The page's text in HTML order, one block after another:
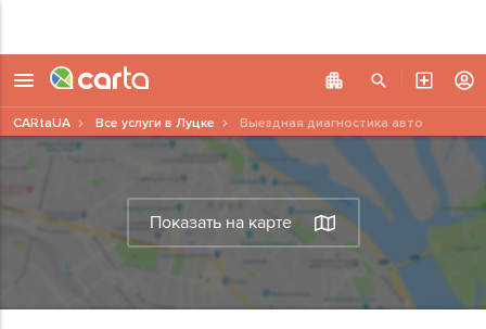
Показать на карте
CARtaUA Все услуги в Луцке Выездная диагностика авто